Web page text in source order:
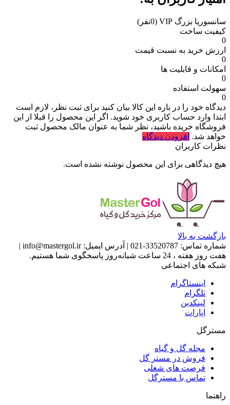
سانسوریا بزرگ VIP
(0نفر)
کیفیت ساخت
0
ارزش خرید به نسبت قیمت
0
امکانات و قابلیت ها
0
سهولت استفاده
0
دیدگاه خود را در باره این کالا بیان کنید برای ثبت نظر، لازم است
ابتدا وارد حساب کاربری خود شوید. اگر این محصول را قبلا از این
فروشگاه خریده باشید، نظر شما به عنوان مالک محصول ثبت
خواهد شد. افزودن دیدگاه
نظرات کاربران
هیچ دیدگاهی برای این محصول نوشته نشده است.
بازگشت به بالا
شماره تماس: 33520787-021
| آدرس ایمیل: info@mastergol.ir
|
هفت روز هفته ، 24 ساعت شبانه‌روز پاسخگوی شما هستیم.
شبکه های اجتماعی
اینستاگرام
تلگرام
لینکدین
اپارات
مسترگل
مجله گل و گیاه
فروش در مستر گل
فرصت های شغلی
تماس با مسترگل
راهنما